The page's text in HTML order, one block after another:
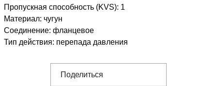
Пропускная способность (KVS): 1
Материал: чугун
Соединение: фланцевое
Тип действия: перепада давления
Поделиться